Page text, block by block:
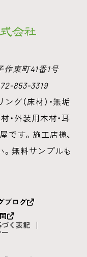
作東町41番1号
853-3319
グ（床材）・無垢
・外装用木材・耳
です。 施工店様、
。無料サンプルも
ブログ
く表記
ー